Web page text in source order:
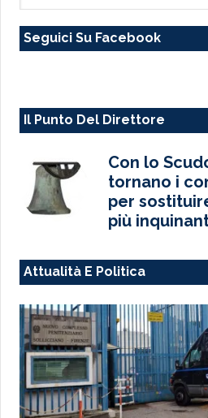
sito
Seguici Su Facebook
Il Punto Del Direttore
Con lo
tornano i
per
più
Attualità E Politica